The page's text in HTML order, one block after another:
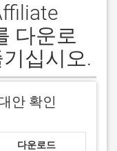
다운로
십시오.
안 확인
다운로드